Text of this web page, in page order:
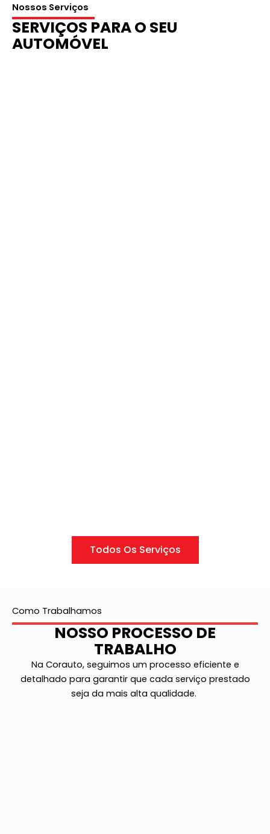
Nossos Serviços
SERVIÇOS PARA O SEU
AUTOMÓVEL
Todos Os Serviços
Como Trabalhamos
NOSSO PROCESSO DE
TRABALHO
Na Corauto, seguimos um processo eficiente e
detalhado para garantir que cada serviço prestado
seja da mais alta qualidade.